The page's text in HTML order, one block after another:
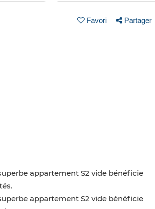
Favori Partager
appartement S2 vide bénéficie
appartement S2 vide bénéficie